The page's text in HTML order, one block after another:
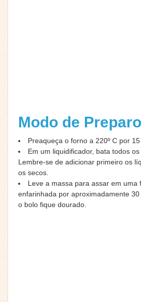
Modo de Preparo
Preaqueça o forno a 220º C por 15
Em um liquidificador, bata todos os
Lembre-se de adicionar primeiro os
os secos.
Leve a massa para assar em uma
enfarinhada por aproximadamente
o bolo fique dourado.